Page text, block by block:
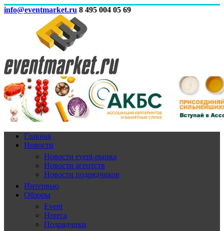
info@eventmarket.ru 8 495 004 05 69
Главная
Новости
Новости event-рынка
Новости агентств
Новости подрядчиков
Интервью
Обзоры
Event
Horeca
Подрядчики